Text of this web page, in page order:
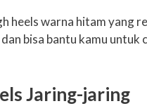
heels warna hitam yang
bisa bantu kamu
Jaring-jaring